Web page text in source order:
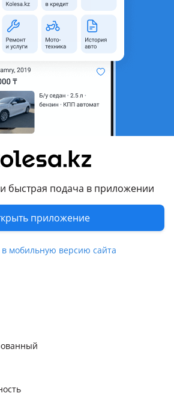
быстрая подача в приложении
приложение
мобильную версию сайта
область
Другой
городской и междугородней
сочетает вместительный грузовой
трафика.
характеристики
фургон